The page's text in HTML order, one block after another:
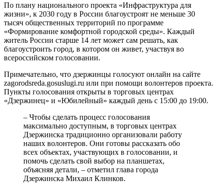
По плану национального проекта «Инфраструктура для
жизни», к 2030 году в России благоустроят не меньше 30
тысяч общественных территорий по программе
«Формирование комфортной городской среды». Каждый
житель России старше 14 лет может сам решать, как
благоустроить город, в котором он живет, участвуя во
всероссийском голосовании.
Примечательно, что дзержинцы голосуют онлайн на сайте
zagorodsreda.gosuslugi.ru или при помощи волонтеров проекта.
Пункты голосования открыты в торговых центрах
«Дзержинец» и «Юбилейный» каждый день с 15:00 до 19:00.
– Чтобы сделать процесс голосования
максимально доступным, в торговых центрах
Дзержинска традиционно организовали работу
наших волонтеров. Они готовы рассказать обо
всех объектах, участвующих в голосовании, и
помочь сделать свой выбор на планшетах,
объясняя детали, – отметил глава города
Дзержинска Михаил Клинков.